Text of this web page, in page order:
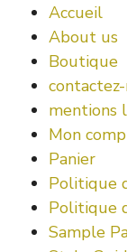
Accueil
About us
Boutique
mentions
Mon
Panier
Politique
Politique
Sample